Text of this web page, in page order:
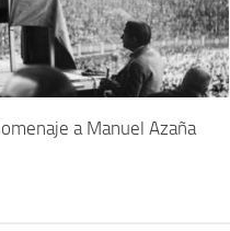
a Manuel Azaña